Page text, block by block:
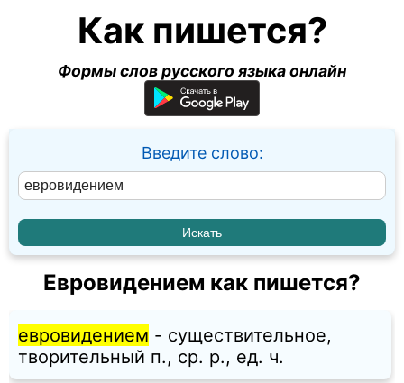
Как пишется?
Формы слов русского языка онлайн
Введите слово:
Евровидением как пишется?
евровидением - существительное,
творительный п., ср. p., ед. ч.